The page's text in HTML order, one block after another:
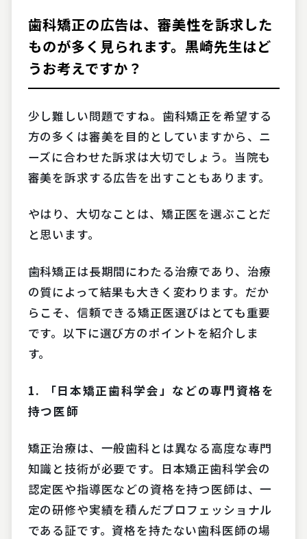
歯科矯正の広告は、審美性を訴求した
ものが多く見られます。黒崎先生はど
うお考えですか？
少し難しい問題ですね。歯科矯正を希望する
方の多くは審美を目的としていますから、ニ
ーズに合わせた訴求は大切でしょう。当院も
審美を訴求する広告を出すこともあります。
やはり、大切なことは、矯正医を選ぶことだ
と思います。
歯科矯正は長期間にわたる治療であり、治療
の質によって結果も大きく変わります。だか
らこそ、信頼できる矯正医選びはとても重要
です。以下に選び方のポイントを紹介しま
す。
1.
「日本矯正歯科学会」などの専門資格を
持つ医師
矯正治療は、一般歯科とは異なる高度な専門
知識と技術が必要です。日本矯正歯科学会の
認定医や指導医などの資格を持つ医師は、一
定の研修や実績を積んだプロフェッショナル
である証です。資格を持たない歯科医師の場